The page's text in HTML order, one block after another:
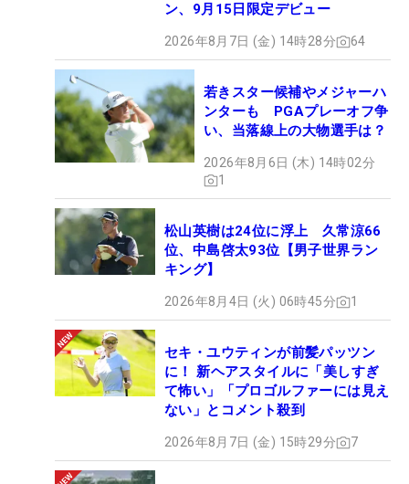
ン、9月15日限定デビュー
2026年8月7日 (金) 14時28分 64
若きスター候補やメジャーハ
ンターも PGAプレーオフ争
い、当落線上の大物選手は？
2026年8月6日 (木) 14時02分
1
松山英樹は24位に浮上 久常涼66
位、中島啓太93位【男子世界ラン
キング】
2026年8月4日 (火) 06時45分 1
セキ・ユウティンが前髪パッツン
に！ 新ヘアスタイルに「美しすぎ
て怖い」「プロゴルファーには見え
ない」とコメント殺到
2026年8月7日 (金) 15時29分 7